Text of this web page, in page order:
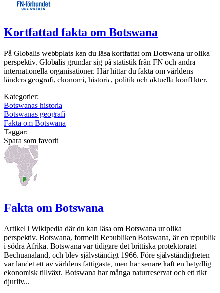
Kortfattad fakta om Botswana
På Globalis webbplats kan du läsa kortfattat om Botswana ur olika
perspektiv. Globalis grundar sig på statistik från FN och andra
internationella organisationer. Här hittar du fakta om världens
länders geografi, ekonomi, historia, politik och aktuella konflikter.
Kategorier:
Botswanas historia
Botswanas geografi
Fakta om Botswana
Taggar:
Spara som favorit
Fakta om Botswana
Artikel i Wikipedia där du kan läsa om Botswana ur olika
perspektiv. Botswana, formellt Republiken Botswana, är en republik
i södra Afrika. Botswana var tidigare det brittiska protektoratet
Bechuanaland, och blev självständigt 1966. Före självständigheten
var landet ett av världens fattigaste, men har senare haft en betydlig
ekonomisk tillväxt. Botswana har många naturreservat och ett rikt
djurliv...